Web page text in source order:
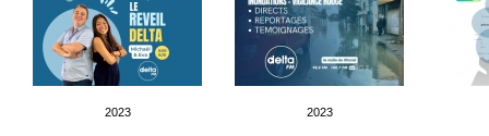
2023 2023